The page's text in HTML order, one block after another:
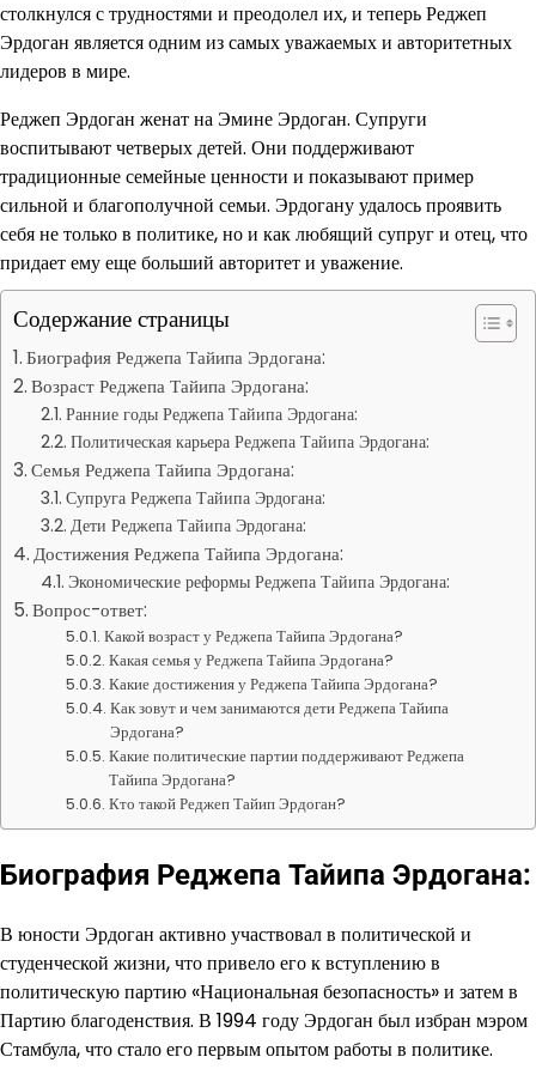
столкнулся с трудностями и преодолел их, и теперь Реджеп
Эрдоган является одним из самых уважаемых и авторитетных
лидеров в мире.
Реджеп Эрдоган женат на Эмине Эрдоган. Супруги
воспитывают четверых детей. Они поддерживают
традиционные семейные ценности и показывают пример
сильной и благополучной семьи. Эрдогану удалось проявить
себя не только в политике, но и как любящий супруг и отец, что
придает ему еще больший авторитет и уважение.
Содержание страницы
Биография Реджепа Тайипа Эрдогана:
Возраст Реджепа Тайипа Эрдогана:
Ранние годы Реджепа Тайипа Эрдогана:
Политическая карьера Реджепа Тайипа Эрдогана:
Семья Реджепа Тайипа Эрдогана:
Супруга Реджепа Тайипа Эрдогана:
Дети Реджепа Тайипа Эрдогана:
Достижения Реджепа Тайипа Эрдогана:
Экономические реформы Реджепа Тайипа Эрдогана:
Вопрос-ответ:
Какой возраст у Реджепа Тайипа Эрдогана?
Какая семья у Реджепа Тайипа Эрдогана?
Какие достижения у Реджепа Тайипа Эрдогана?
Как зовут и чем занимаются дети Реджепа Тайипа
Эрдогана?
Какие политические партии поддерживают Реджепа
Тайипа Эрдогана?
Кто такой Реджеп Тайип Эрдоган?
Биография Реджепа Тайипа Эрдогана:
В юности Эрдоган активно участвовал в политической и
студенческой жизни, что привело его к вступлению в
политическую партию «Национальная безопасность» и затем в
Партию благоденствия. В 1994 году Эрдоган был избран мэром
Стамбула, что стало его первым опытом работы в политике.